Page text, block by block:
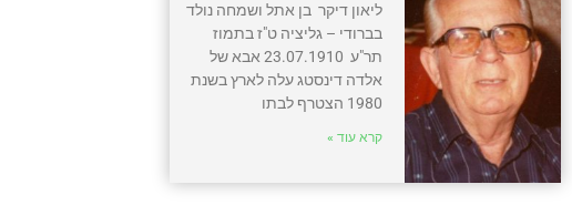
ליאון דיקר בן אתל ושמחה נולד
בברודי – גליציה ט"ז בתמוז
תר"ע 23.07.1910 אבא של
אלדה דינסטג עלה לארץ בשנת
1980 הצטרף לבתו
קרא עוד »